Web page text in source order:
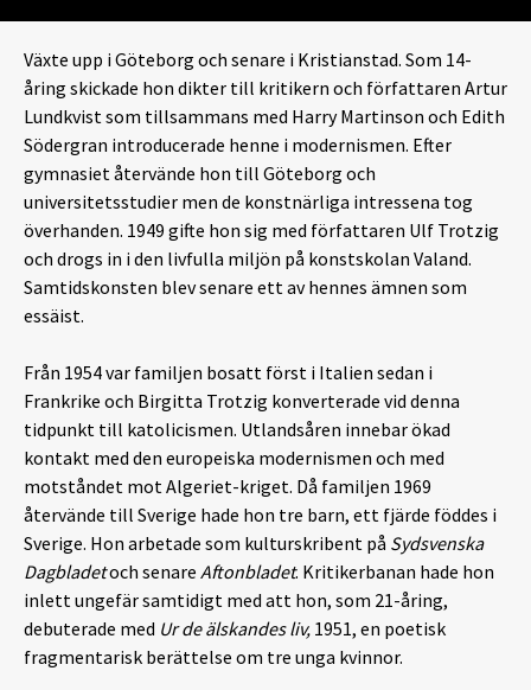
Växte upp i Göteborg och senare i Kristianstad. Som 14-
åring skickade hon dikter till kritikern och författaren Artur
Lundkvist som tillsammans med Harry Martinson och Edith
Södergran introducerade henne i modernismen. Efter
gymnasiet återvände hon till Göteborg och
universitetsstudier men de konstnärliga intressena tog
överhanden. 1949 gifte hon sig med författaren Ulf Trotzig
och drogs in i den livfulla miljön på konstskolan Valand.
Samtidskonsten blev senare ett av hennes ämnen som
essäist.
Från 1954 var familjen bosatt först i Italien sedan i
Frankrike och Birgitta Trotzig konverterade vid denna
tidpunkt till katolicismen. Utlandsåren innebar ökad
kontakt med den europeiska modernismen och med
motståndet mot Algeriet-kriget. Då familjen 1969
återvände till Sverige hade hon tre barn, ett fjärde föddes i
Sverige. Hon arbetade som kulturskribent på Sydsvenska
Dagbladetoch senare Aftonbladet. Kritikerbanan hade hon
inlett ungefär samtidigt med att hon, som 21-åring,
debuterade med Ur de älskandes liv, 1951, en poetisk
fragmentarisk berättelse om tre unga kvinnor.